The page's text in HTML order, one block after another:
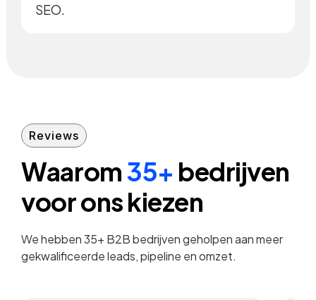
SEO.
Reviews
Waarom35+ bedrijven
voor ons kiezen
We hebben 35+ B2B bedrijven geholpen aan meer
gekwalificeerde leads, pipeline en omzet.